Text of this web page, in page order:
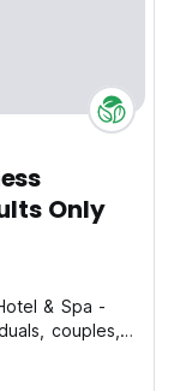
Only
& Spa -
couples,
as Cancun